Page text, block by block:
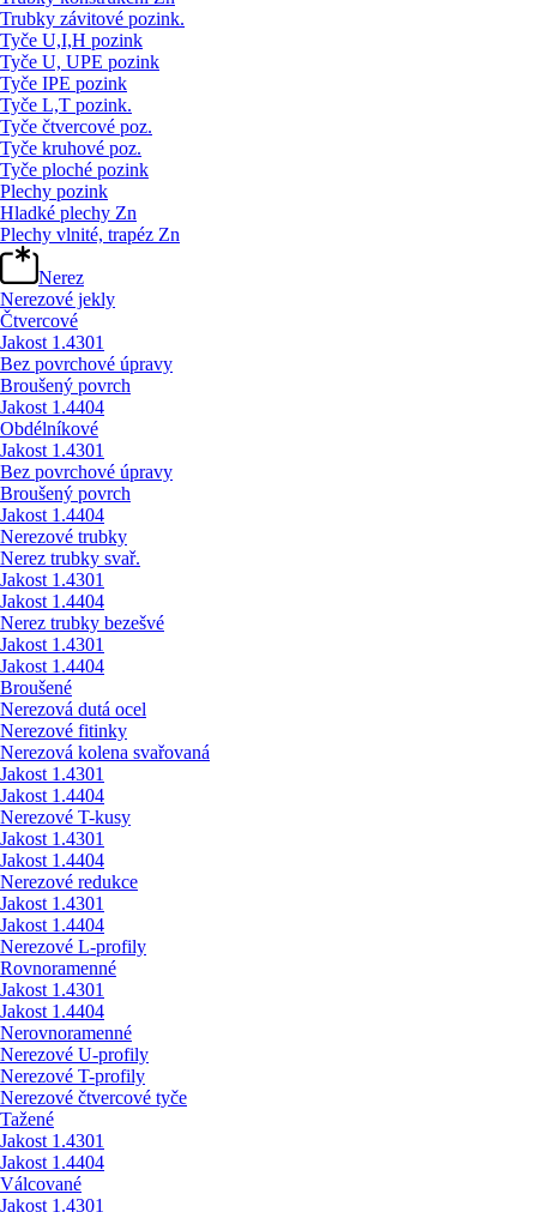
Trubky závitové pozink.
Tyče U,I,H pozink
Tyče U, UPE pozink
Tyče IPE pozink
Tyče L,T pozink.
Tyče čtvercové poz.
Tyče kruhové poz.
Tyče ploché pozink
Plechy pozink
Hladké plechy Zn
Plechy vlnité, trapéz Zn
Nerez
Nerezové jekly
Čtvercové
Jakost 1.4301
Bez povrchové úpravy
Broušený povrch
Jakost 1.4404
Obdélníkové
Jakost 1.4301
Bez povrchové úpravy
Broušený povrch
Jakost 1.4404
Nerezové trubky
Nerez trubky svař.
Jakost 1.4301
Jakost 1.4404
Nerez trubky bezešvé
Jakost 1.4301
Jakost 1.4404
Broušené
Nerezová dutá ocel
Nerezové fitinky
Nerezová kolena svařovaná
Jakost 1.4301
Jakost 1.4404
Nerezové T-kusy
Jakost 1.4301
Jakost 1.4404
Nerezové redukce
Jakost 1.4301
Jakost 1.4404
Nerezové L-profily
Rovnoramenné
Jakost 1.4301
Jakost 1.4404
Nerovnoramenné
Nerezové U-profily
Nerezové T-profily
Nerezové čtvercové tyče
Tažené
Jakost 1.4301
Jakost 1.4404
Válcované
Jakost 1.4301